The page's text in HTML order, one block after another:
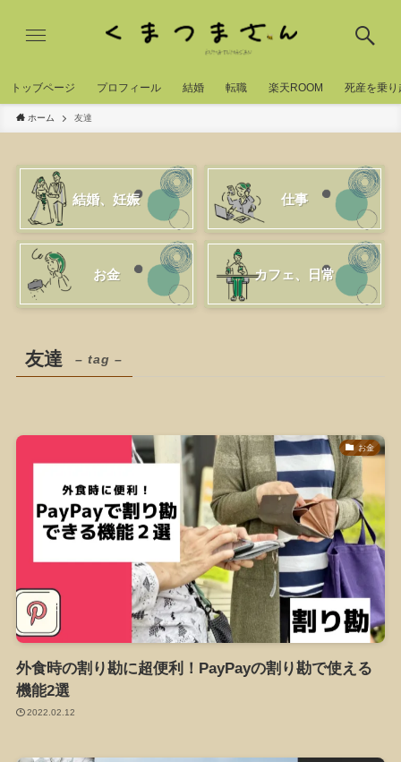
トッブページ プロフィール 結婚 転職 楽天ROOM 死産を乗り
ホーム 友達
結婚、妊娠 仕事
お金 カフェ、日常
友達 – tag –
お金
外食時の割り勘に超便利！PayPayの割り勘で使える
機能2選
2022.02.12